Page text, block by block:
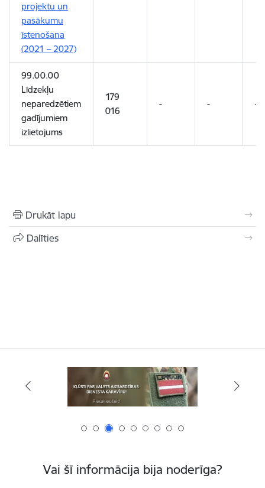
projektu un
pasākumu
īstenošana
(2021 – 2027)
99.00.00
Līdzekļu
neparedzētiem
gadījumiem
izlietojums
179
016
- - -
Drukāt lapu
Dalīties
Vai šī informācija bija noderīga?